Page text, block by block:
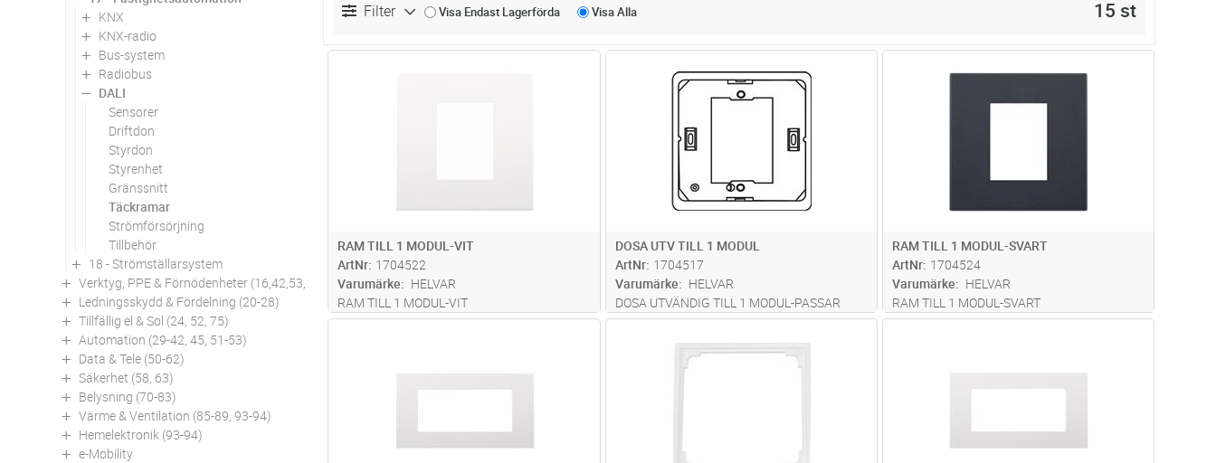
KNX
KNX-radio
Bus-system
Radiobus
DALI
Sensorer
Driftdon
Styrdon
Styrenhet
Gränssnitt
Täckramar
Strömförsörjning
Tillbehör
18 - Strömställarsystem
Verktyg, PPE & Förnödenheter (16,42,53,94)
Ledningsskydd & Fördelning (20-28)
Tillfällig el & Sol (24, 52, 75)
Automation (29-42, 45, 51-53)
Data & Tele (50-62)
Säkerhet (58, 63)
Belysning (70-83)
Värme & Ventilation (85-89, 93-94)
Hemelektronik (93-94)
e-Mobility
Filter Visa Endast Lagerförda VisaAlla 15 st
RAM TILL 1 MODUL-VIT
ArtNr 1704522
Varumärke
HELVAR
RAM TILL 1 MODUL-VIT
ST Lägg i kundvagn
DOSA UTV TILL 1 MODUL
ArtNr 1704517
Varumärke
HELVAR
DOSA UTVÄNDIG TILL 1 MODUL-PASSAR
230S RAM
ST Lägg i kundvagn
RAM TILL 1 MODUL-SVART
ArtNr 1704524
Varumärke
HELVAR
RAM TILL 1 MODUL-SVART